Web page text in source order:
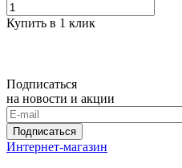
Купить в 1 клик
Подписаться
на новости и акции
Подписаться
Интернет-магазин